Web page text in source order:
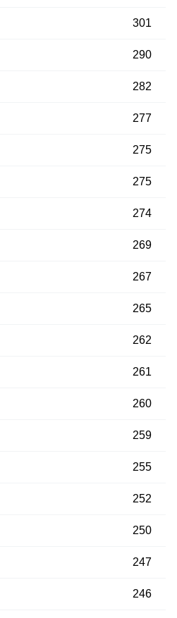
301
290
282
277
275
275
274
269
267
265
262
261
260
259
255
252
250
247
246